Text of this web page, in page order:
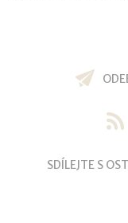
SDÍLEJTE S